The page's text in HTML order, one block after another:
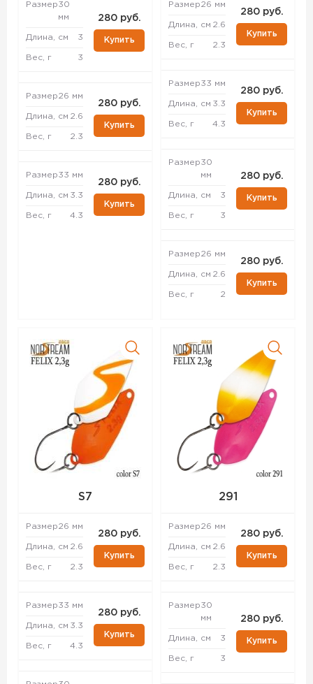
Размер30
мм
Длина, см 3
Вес, г 3
280 руб.
Купить
Размер26 мм
Длина, см 2.6
Вес, г 2.3
280 руб.
Купить
Размер33 мм
Длина, см 3.3
Вес, г 4.3
280 руб.
Купить
Размер26 мм
Длина, см 2.6
Вес, г 2.3
280 руб.
Купить
Размер33 мм
Длина, см 3.3
Вес, г 4.3
280 руб.
Купить
Размер30
мм
Длина, см 3
Вес, г 3
280 руб.
Купить
Размер26 мм
Длина, см 2.6
Вес, г 2
280 руб.
Купить
S7
Размер26 мм
Длина, см 2.6
Вес, г 2.3
280 руб.
Купить
Размер33 мм
Длина, см 3.3
Вес, г 4.3
280 руб.
Купить
291
Размер26 мм
Длина, см 2.6
Вес, г 2.3
280 руб.
Купить
Размер30
мм
Длина, см 3
Вес, г 3
280 руб.
Купить